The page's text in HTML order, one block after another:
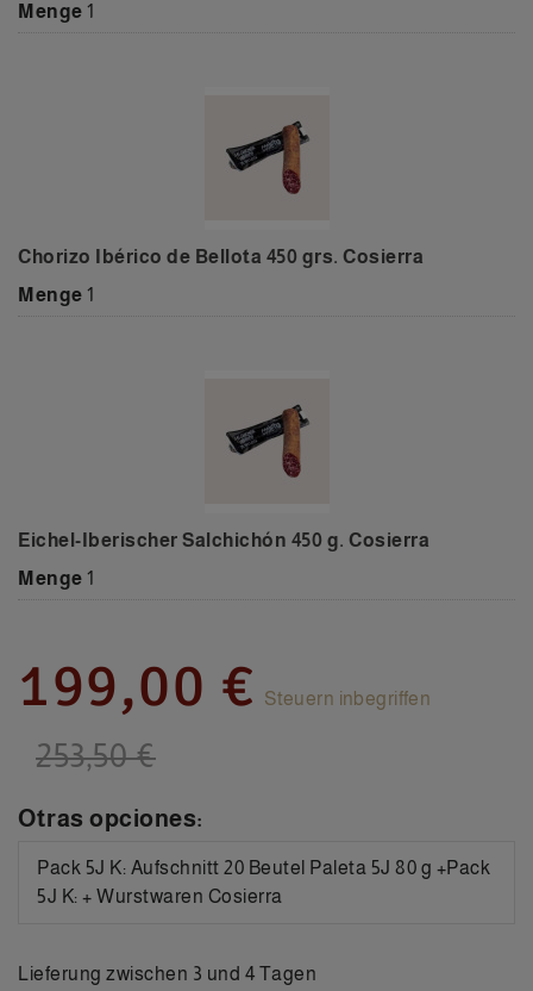
Menge 1
Chorizo Ibérico de Bellota 450 grs. Cosierra
Menge 1
Eichel-Iberischer Salchichón 450 g. Cosierra
Menge 1
199,00 € Steuern inbegriffen
253,50 €
Otras opciones:
Pack 5J K: Aufschnitt 20 Beutel Paleta 5J 80 g +Pack
5J K: + Wurstwaren Cosierra
Lieferung zwischen 3 und 4 Tagen